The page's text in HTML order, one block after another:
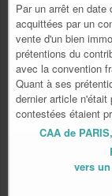
Par un arrêt en
acquittées par un
vente d'un bien
prétentions du
avec la convention
Quant à ses
dernier article
contestées étaient
CAA de
vers